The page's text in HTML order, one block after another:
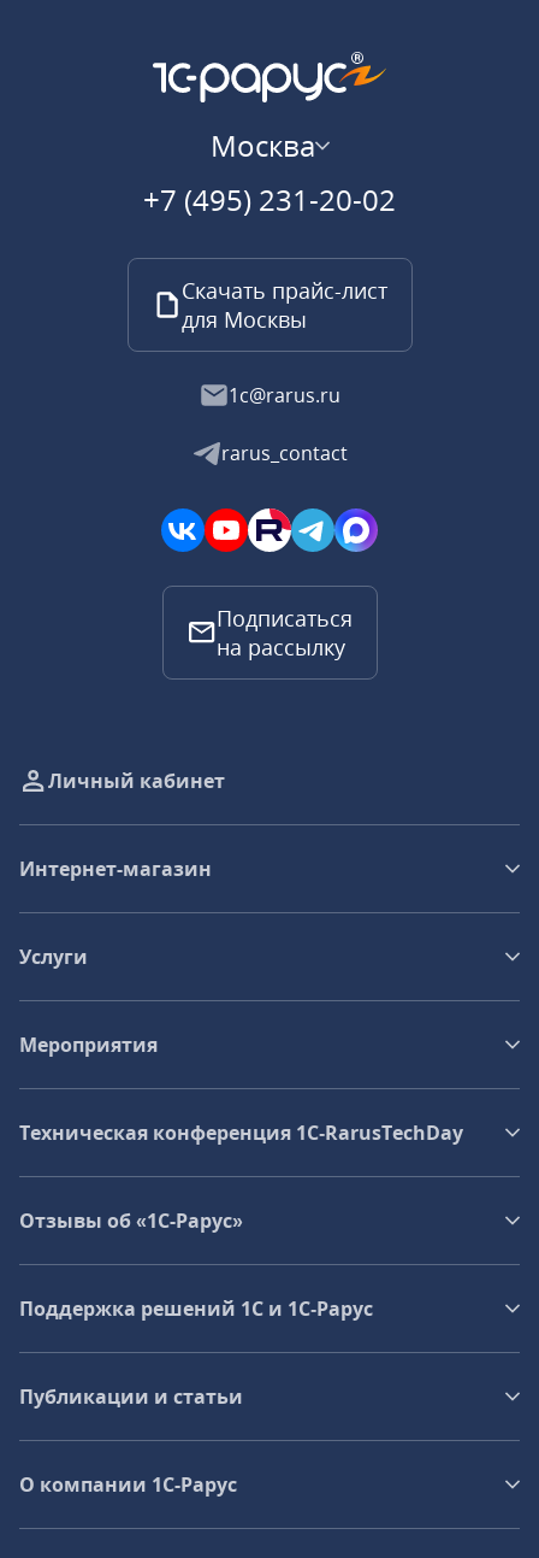
Москва
+7 (495) 231-20-02
Скачать прайс-лист
для Москвы
1c@rarus.ru
rarus_contact
Подписаться
на рассылку
Личный кабинет
Интернет-магазин
Услуги
Мероприятия
Техническая конференция 1C‑RarusTechDay
Отзывы об «1С-Рарус»
Поддержка решений 1С и 1С‑Рарус
Публикации и статьи
О компании 1C-Рарус